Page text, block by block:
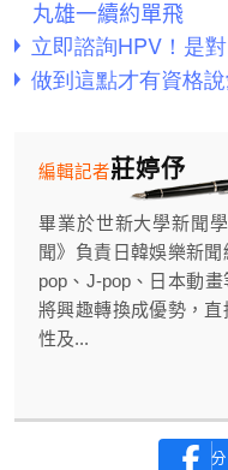
丸雄一續約單飛
莊婷伃
編輯記者
畢業於世新大學新聞
聞》負責日韓娛樂新
pop、J-pop、日本動
將興趣轉換成優勢，
性及...